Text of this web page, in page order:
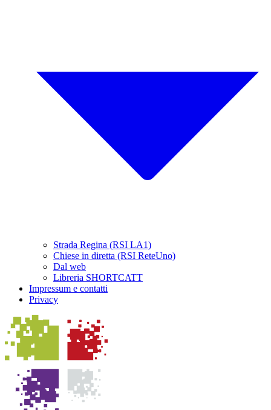
Strada Regina (RSI LA1)
Chiese in diretta (RSI ReteUno)
Dal web
Libreria SHORTCATT
Impressum e contatti
Privacy